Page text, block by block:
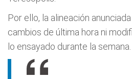
Por ello, la alineación
cambios de última hora ni
lo ensayado durante la semana.